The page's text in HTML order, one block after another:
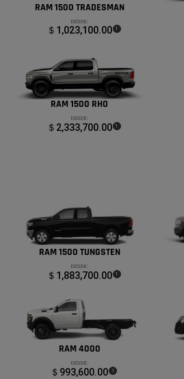
RAM 1500 TRADESMAN
DESDE:
＄1,023,100.00 (
Disclosure
1 )
RAM 1500 RHO
DESDE:
＄2,333,700.00 (
Disclosure
1)
RAM 1500 TUNGSTEN
DESDE:
＄1,883,700.00 (
Disclosure
1 )
RAM 4000
DESDE:
＄993,600.00 (
Disclosure
1 )